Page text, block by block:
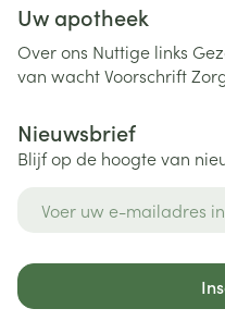
Uw apotheek
Over ons Nuttige links
van wachtVoorschrift
Nieuwsbrief
Blijf op de hoogte van